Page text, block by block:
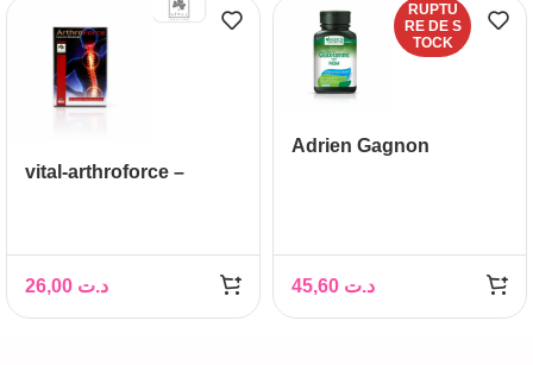
vital-arthroforce –
Articulations
د.ت
RUPTU
RE DE S
TOCK
Adrien Gagnon
د.ت